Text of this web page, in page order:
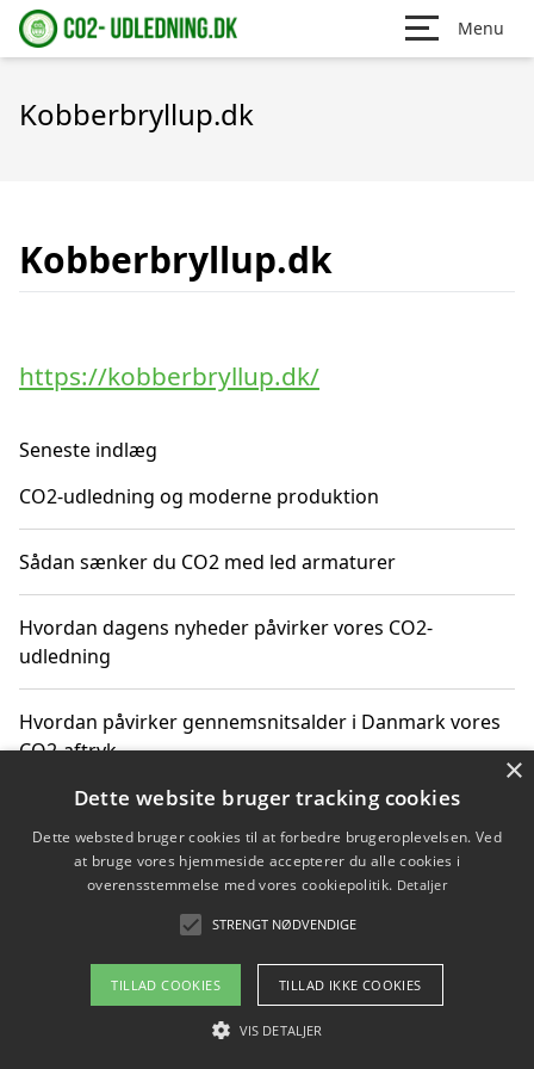
Menu
Kobberbryllup.dk
Kobberbryllup.dk
https://kobberbryllup.dk/
Seneste indlæg
CO2-udledning og moderne produktion
Sådan sænker du CO2 med led armaturer
Hvordan dagens nyheder påvirker vores CO2-
udledning
Hvordan påvirker gennemsnitsalder i Danmark vores
CO2-aftryk
Hvordan nyheder om CO2-udledning påvirker vores
hverdag
Om / kontakt
Blog Betingelser
×
Dette website bruger tracking cookies
Dette websted bruger cookies til at forbedre brugeroplevelsen. Ved
at bruge vores hjemmeside accepterer du alle cookies i
overensstemmelse med vores cookiepolitik. Detaljer
STRENGT NØDVENDIGE
TILLAD COOKIES TILLAD IKKE COOKIES
VIS DETALJER